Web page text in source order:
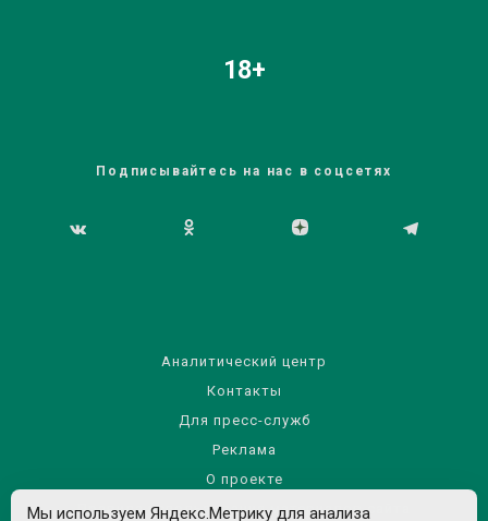
18+
Подписывайтесь на нас в соцсетях
Аналитический центр
Контакты
Для пресс-служб
Реклама
О проекте
Правила использования материалов сайта
Мы используем Яндекс.Метрику для анализа